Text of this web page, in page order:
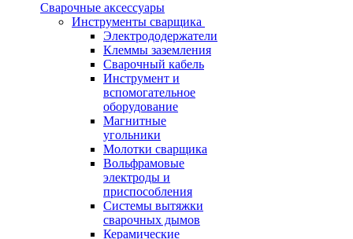
Сварочные аксессуары
Инструменты сварщика
Электрододержатели
Клеммы заземления
Сварочный кабель
Инструмент и
вспомогательное
оборудование
Магнитные
угольники
Молотки сварщика
Вольфрамовые
электроды и
приспособления
Системы вытяжки
сварочных дымов
Керамические